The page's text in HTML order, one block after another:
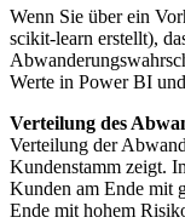
Wenn Sie über ein
scikit-learn erstellt),
Werte in Power BI
Verteilung des
Verteilung der
Kundenstamm zeigt.
Kunden am Ende mit
Ende mit hohem